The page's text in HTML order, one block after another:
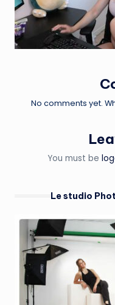
No comments yet.
You must be
Le studio